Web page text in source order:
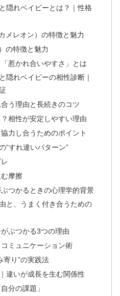
隠れベイビーとは？｜性格
メレオン）の特徴と魅力
の特徴と魅力
惹かれ合いやすさ」とは
隠れベイビーの相性診断｜
う理由と長続きのコツ
相性が安定しやすい理由
力し合うためのポイント
“すれ違いパターン”
摩擦
ぶつかるときの心理学的背景
と、うまく付き合うための
ぶつかる3つの理由
ミュニケーション術
寄り”の実践法
違いが成長を生む関係性
分の課題」